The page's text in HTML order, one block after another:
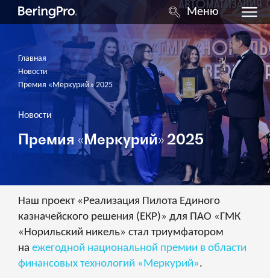
Меню
Главная
Новости
Премия «Меркурий» 2025
Новости
Премия «Меркурий» 2025
Наш проект «Реализация Пилота Единого
казначейского решения (ЕКР)» для ПАО «ГМК
«Норильский никель» стал триумфатором
на ежегодной национальной премии в области
финансовых технологий «Меркурий».